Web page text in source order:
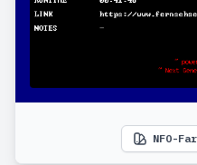
NFO-